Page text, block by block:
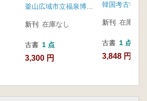
の福泉洞古墳群の再
新刊 在庫なし
古書 1 点
3,300 円
韓国考古学会
新刊 在庫なし
古書 1 点
3,848 円